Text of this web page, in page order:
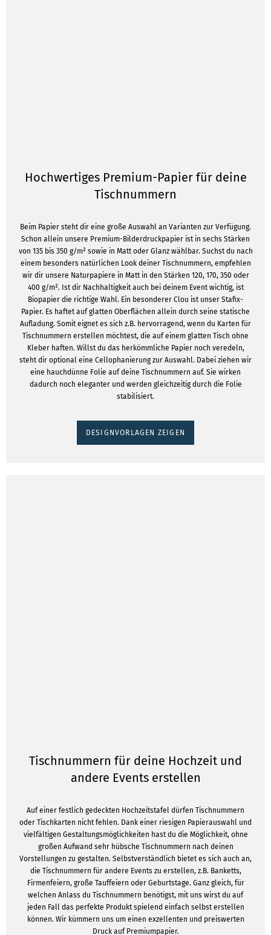
Hochwertiges Premium-Papier für deine
Tischnummern
Beim Papier steht dir eine große Auswahl an Varianten zur Verfügung.
Schon allein unsere Premium-Bilderdruckpapier ist in sechs Stärken
von 135 bis 350 g/m² sowie in Matt oder Glanz wählbar. Suchst du nach
einem besonders natürlichen Look deiner Tischnummern, empfehlen
wir dir unsere Naturpapiere in Matt in den Stärken 120, 170, 350 oder
400 g/m². Ist dir Nachhaltigkeit auch bei deinem Event wichtig, ist
Biopapier die richtige Wahl. Ein besonderer Clou ist unser Stafix-
Papier. Es haftet auf glatten Oberflächen allein durch seine statische
Aufladung. Somit eignet es sich z.B. hervorragend, wenn du Karten für
Tischnummern erstellen möchtest, die auf einem glatten Tisch ohne
Kleber haften. Willst du das herkömmliche Papier noch veredeln,
steht dir optional eine Cellophanierung zur Auswahl. Dabei ziehen wir
eine hauchdünne Folie auf deine Tischnummern auf. Sie wirken
dadurch noch eleganter und werden gleichzeitig durch die Folie
stabilisiert.
DESIGNVORLAGEN ZEIGEN
Tischnummern für deine Hochzeit und
andere Events erstellen
Auf einer festlich gedeckten Hochzeitstafel dürfen Tischnummern
oder Tischkarten nicht fehlen. Dank einer riesigen Papierauswahl und
vielfältigen Gestaltungsmöglichkeiten hast du die Möglichkeit, ohne
großen Aufwand sehr hübsche Tischnummern nach deinen
Vorstellungen zu gestalten. Selbstverständlich bietet es sich auch an,
die Tischnummern für andere Events zu erstellen, z.B. Banketts,
Firmenfeiern, große Tauffeiern oder Geburtstage. Ganz gleich, für
welchen Anlass du Tischnummern benötigst, mit uns wirst du auf
jeden Fall das perfekte Produkt spielend einfach selbst erstellen
können. Wir kümmern uns um einen exzellenten und preiswerten
Druck auf Premiumpapier.